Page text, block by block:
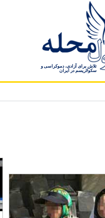
تلاش برای آزادی، دموکراسی و
سکولاریسم در ایران